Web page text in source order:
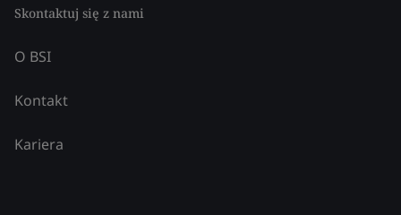
Skontaktuj się z nami
O BSI
Kontakt
Kariera